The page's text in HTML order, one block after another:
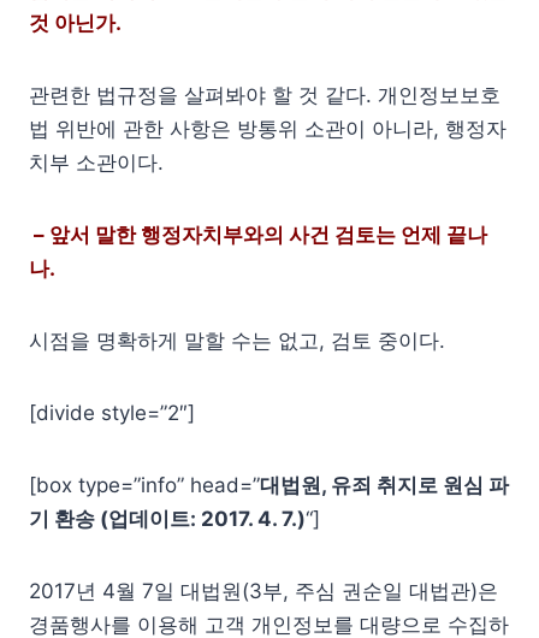
것 아닌가.
관련한 법규정을 살펴봐야 할 것 같다. 개인정보보호
법 위반에 관한 사항은 방통위 소관이 아니라, 행정자
치부 소관이다.
– 앞서 말한 행정자치부와의 사건 검토는 언제 끝나
나.
시점을 명확하게 말할 수는 없고, 검토 중이다.
[divide style=”2″]
[box type=”info” head=”대법원, 유죄 취지로 원심 파
기 환송 (업데이트: 2017. 4. 7.)“]
2017년 4월 7일 대법원(3부, 주심 권순일 대법관)은
경품행사를 이용해 고객 개인정보를 대량으로 수집하